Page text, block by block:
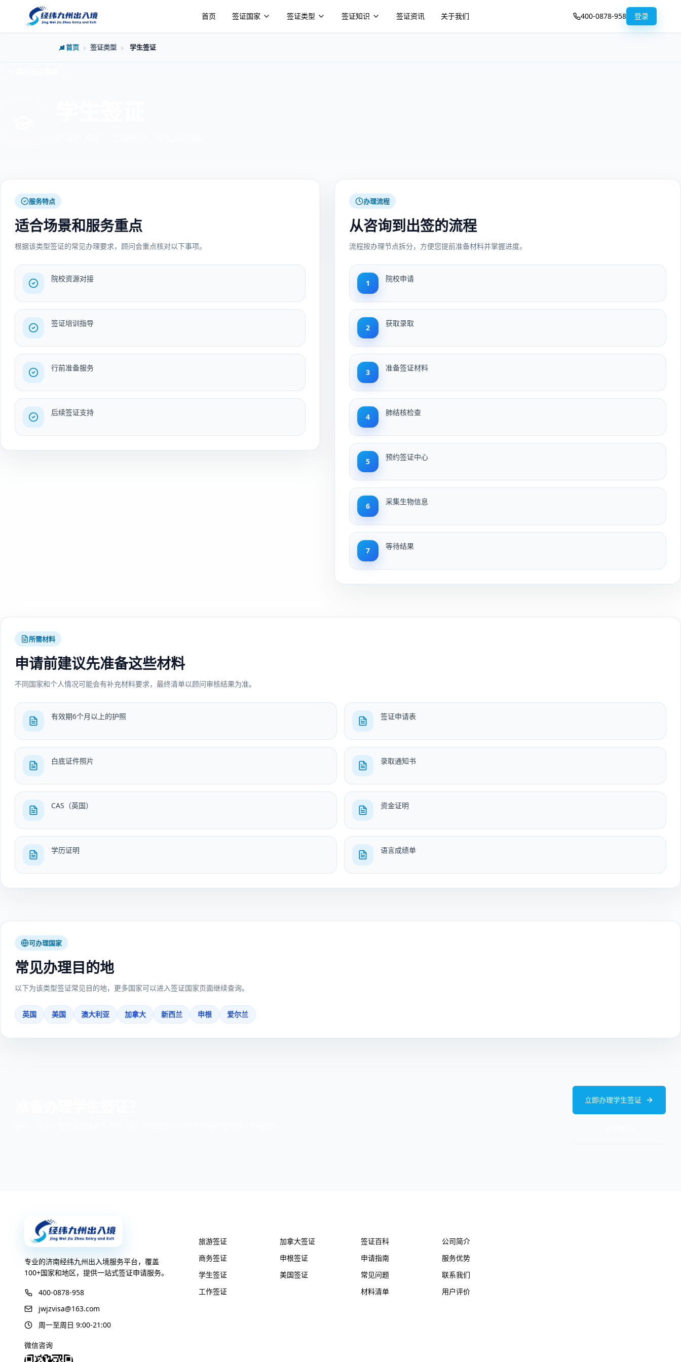
首页 签证国家 签证类型 签证知识 签证资讯 关于我们 400-0878-958 登录
首页 签证类型 学生签证
服务特点
适合场景和服务重点
根据该类型签证的常见办理要求，顾问会重点核对以下事项。
院校资源对接
签证培训指导
行前准备服务
后续签证支持
办理流程
从咨询到出签的流程
流程按办理节点拆分，方便您提前准备材料并掌握进度。
1 院校申请
2 获取录取
3 准备签证材料
4 肺结核检查
5 预约签证中心
6 采集生物信息
7 等待结果
所需材料
申请前建议先准备这些材料
不同国家和个人情况可能会有补充材料要求，最终清单以顾问审核结果为准。
有效期6个月以上的护照 签证申请表
白底证件照片 录取通知书
CAS（英国） 资金证明
学历证明 语言成绩单
可办理国家
常见办理目的地
以下为该类型签证常见目的地，更多国家可以进入签证国家页面继续查询。
英国 美国 澳大利亚 加拿大 新西兰 申根 爱尔兰
立即办理学生签证
专业的济南经纬九州出入境服务平台，覆盖
100+国家和地区，提供一站式签证申请服务。
400-0878-958
jwjzvisa@163.com
周一至周日 9:00-21:00
微信咨询
旅游签证
商务签证
学生签证
工作签证
加拿大签证
申根签证
美国签证
签证百科
申请指南
常见问题
材料清单
公司简介
服务优势
联系我们
用户评价